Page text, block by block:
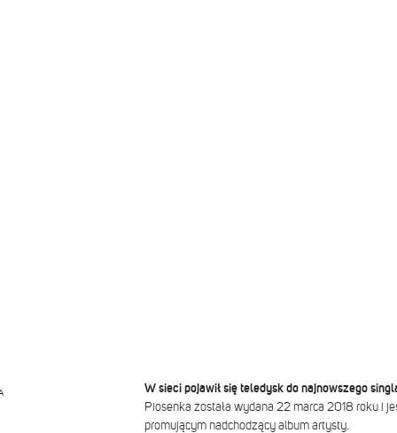
W sieci pojawił się teledysk do najnowszego
Piosenka została wydana 22 marca 2018 roku i
promującym nadchodzący album artysty.